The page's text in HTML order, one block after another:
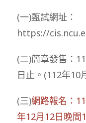
(一)甄試網址：
https://
(二)簡章發售：
日止。(112年10
(三)網路報名：
年12月12日晚間